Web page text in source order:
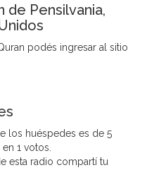
de Pensilvania,
podés ingresar al sitio
los huéspedes es de 5
1 votos.
esta radio compartí tu